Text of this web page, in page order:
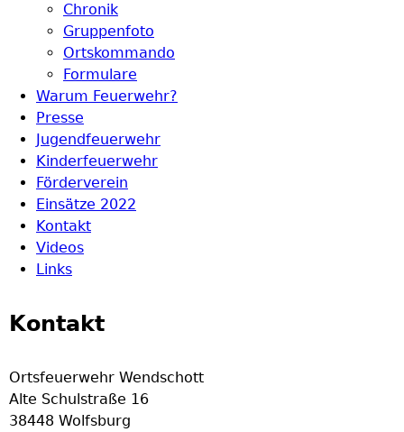
Chronik
Gruppenfoto
Ortskommando
Formulare
Warum Feuerwehr?
Presse
Jugendfeuerwehr
Kinderfeuerwehr
Förderverein
Einsätze 2022
Kontakt
Videos
Links
Kontakt
Ortsfeuerwehr Wendschott
Alte Schulstraße 16
38448 Wolfsburg